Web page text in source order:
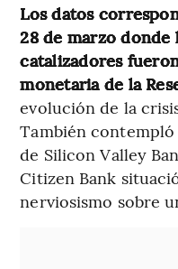
Los datos
28 de marzo
catalizadores
monetaria de la
evolución de la
También
de Silicon Valley
Citizen Bank
nerviosismo sobre